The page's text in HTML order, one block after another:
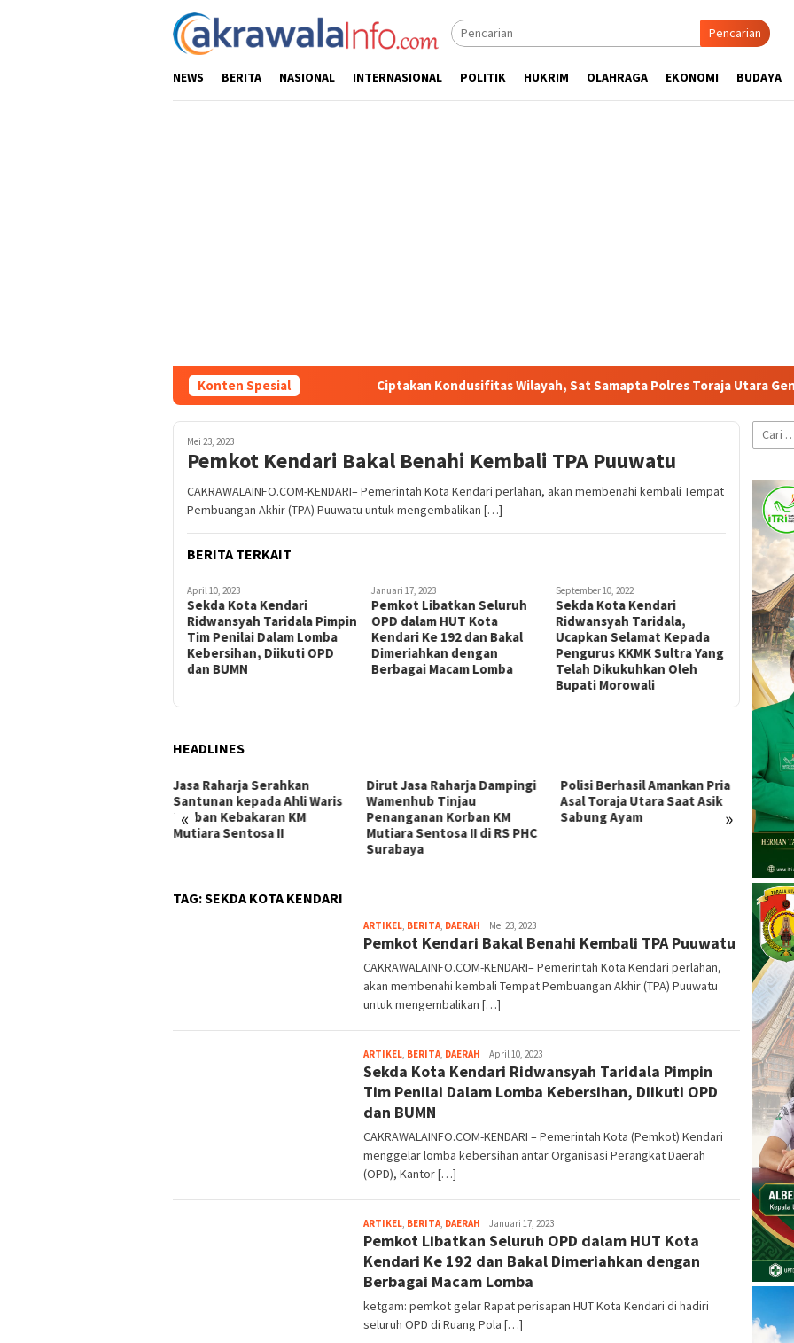
Pencarian
NEWS BERITA NASIONAL INTERNASIONAL POLITIK HUKRIM OLAHRAGA EKONOMI BUDAYA
Konten SpesialCiptakan Kondusifitas Wilayah, Sat Samapta Polres Toraja Utara Gencarkan Patroli
Mei 23, 2023
Pemkot Kendari Bakal Benahi Kembali TPA Puuwatu
CAKRAWALAINFO.COM-KENDARI– Pemerintah Kota Kendari perlahan, akan membenahi kembali Tempat
Pembuangan Akhir (TPA) Puuwatu untuk mengembalikan […]
BERITA TERKAIT
April 10, 2023
Sekda Kota Kendari
Ridwansyah Taridala Pimpin
Tim Penilai Dalam Lomba
Kebersihan, Diikuti OPD
dan BUMN
Januari 17, 2023
Pemkot Libatkan Seluruh
OPD dalam HUT Kota
Kendari Ke 192 dan Bakal
Dimeriahkan dengan
Berbagai Macam Lomba
September 10, 2022
Sekda Kota Kendari
Ridwansyah Taridala,
Ucapkan Selamat Kepada
Pengurus KKMK Sultra Yang
Telah Dikukuhkan Oleh
Bupati Morowali
HEADLINES
« »
Jasa Raharja Serahkan
Santunan kepada Ahli Waris
Korban Kebakaran KM
Mutiara Sentosa II
Dirut Jasa Raharja Dampingi
Wamenhub Tinjau
Penanganan Korban KM
Mutiara Sentosa II di RS PHC
Surabaya
Polisi Berhasil Amankan Pria
Asal Toraja Utara Saat Asik
Sabung Ayam
Korek
TAG:SEKDA KOTA KENDARI
ARTIKEL, BERITA, DAERAH Kusuma
Perwira
Mei 23, 2023
Pemkot Kendari Bakal Benahi Kembali TPA Puuwatu
CAKRAWALAINFO.COM-KENDARI– Pemerintah Kota Kendari perlahan,
akan membenahi kembali Tempat Pembuangan Akhir (TPA) Puuwatu
untuk mengembalikan […]
ARTIKEL, BERITA, DAERAH Kusuma
Perwira
April 10, 2023
Sekda Kota Kendari Ridwansyah Taridala Pimpin
Tim Penilai Dalam Lomba Kebersihan, Diikuti OPD
dan BUMN
CAKRAWALAINFO.COM-KENDARI – Pemerintah Kota (Pemkot) Kendari
menggelar lomba kebersihan antar Organisasi Perangkat Daerah
(OPD), Kantor […]
ARTIKEL, BERITA, DAERAH Kusuma
Perwira
Januari 17, 2023
Pemkot Libatkan Seluruh OPD dalam HUT Kota
Kendari Ke 192 dan Bakal Dimeriahkan dengan
Berbagai Macam Lomba
ketgam: pemkot gelar Rapat perisapan HUT Kota Kendari di hadiri
seluruh OPD di Ruang Pola […]
Cari
untuk: